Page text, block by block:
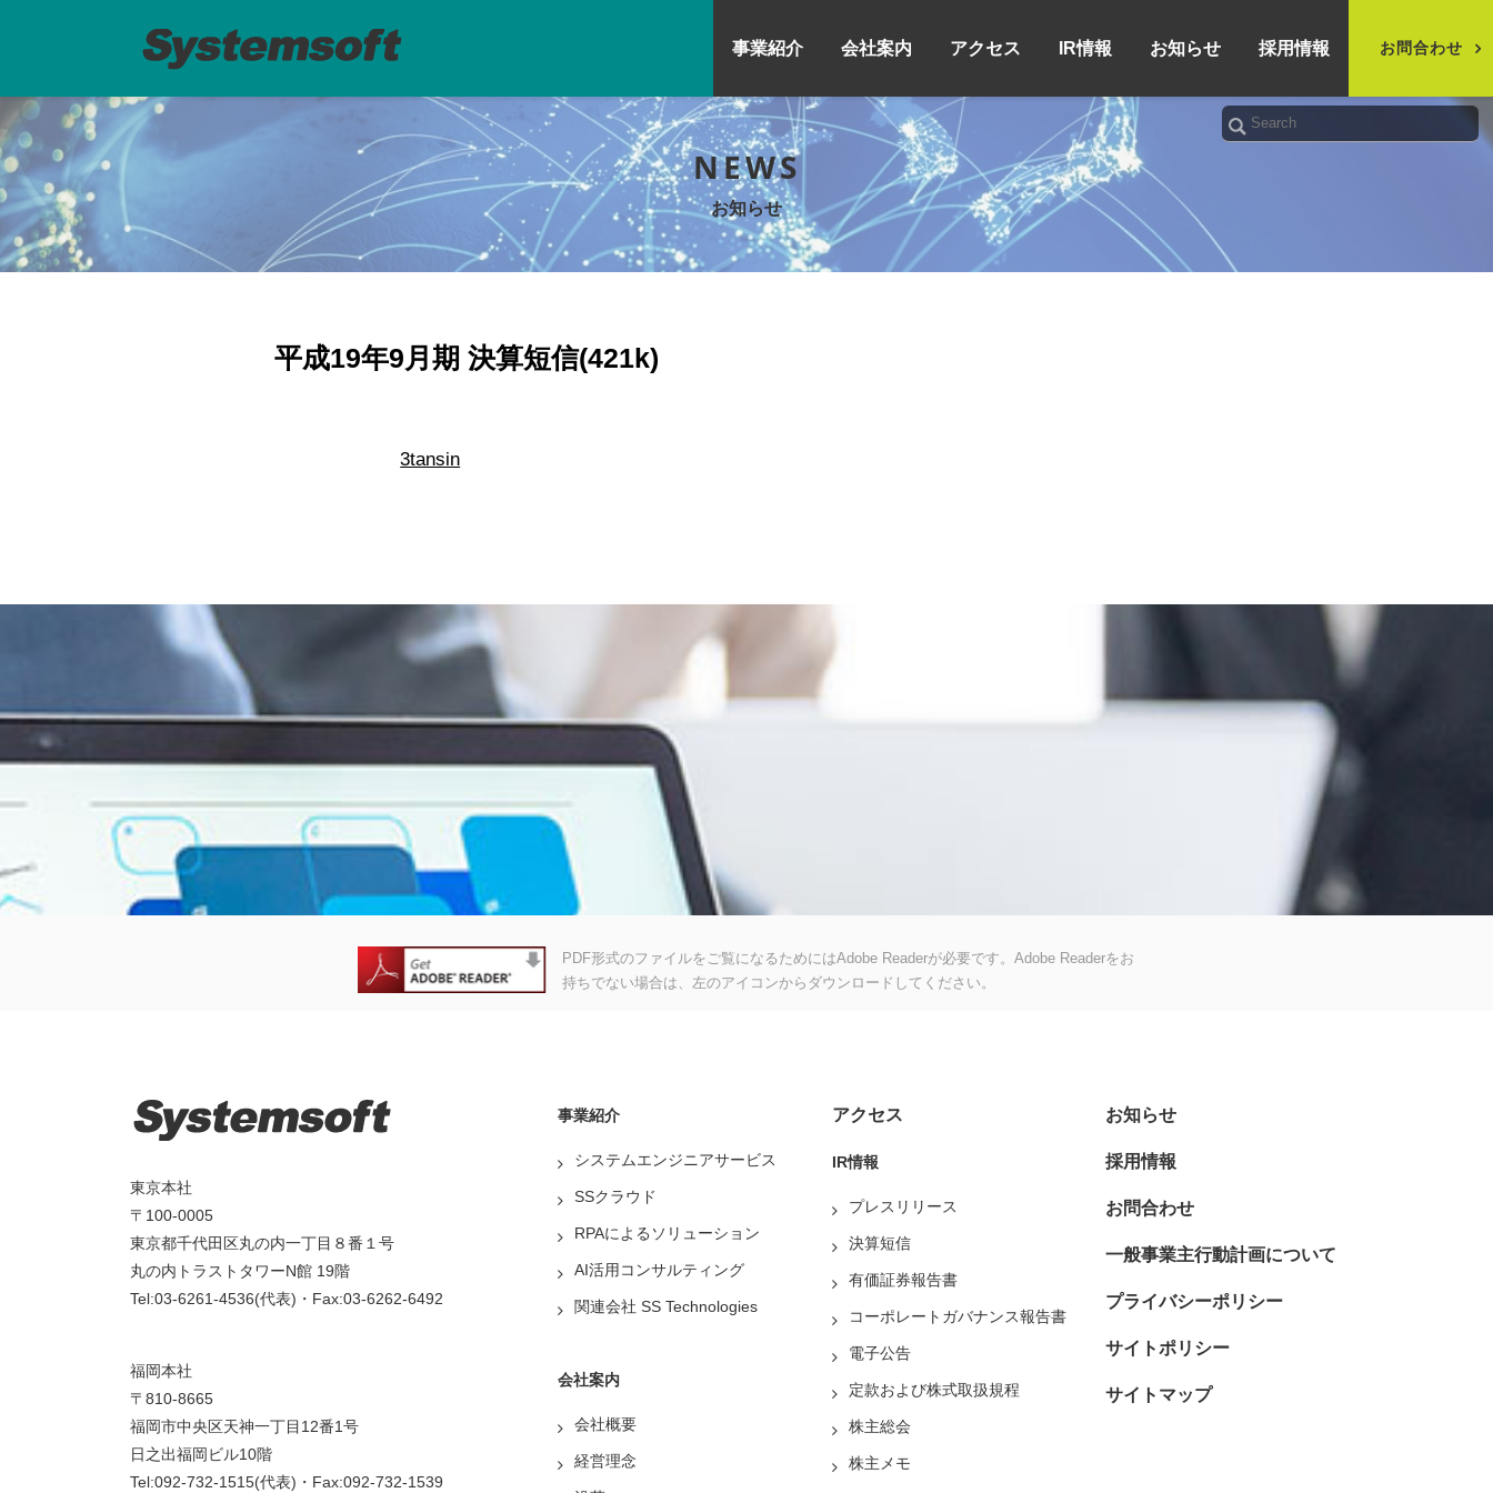
事業紹介 会社案内 アクセス IR情報 お知らせ 採用情報 お問合わせ
NEWS
お知らせ
平成19年9月期 決算短信(421k)
3tansin
PDF形式のファイルをご覧になるためにはAdobe Readerが必要です。Adobe Readerをお
持ちでない場合は、左のアイコンからダウンロードしてください。
東京本社
〒100-0005
東京都千代田区丸の内一丁目８番１号
丸の内トラストタワーN館 19階
Tel:03-6261-4536(代表)・Fax:03-6262-6492
福岡本社
〒810-8665
福岡市中央区天神一丁目12番1号
日之出福岡ビル10階
Tel:092-732-1515(代表)・Fax:092-732-1539
事業紹介
システムエンジニアサービス
SSクラウド
RPAによるソリューション
AI活用コンサルティング
関連会社 SS Technologies
会社案内
会社概要
経営理念
アクセス
IR情報
プレスリリース
決算短信
有価証券報告書
コーポレートガバナンス報告書
電子公告
定款および株式取扱規程
株主総会
株主メモ
お知らせ
採用情報
お問合わせ
一般事業主行動計画について
プライバシーポリシー
サイトポリシー
サイトマップ